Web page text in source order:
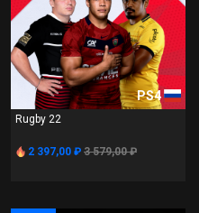
PS4
Rugby 22
2 397,00 ₽ 3 579,00 ₽